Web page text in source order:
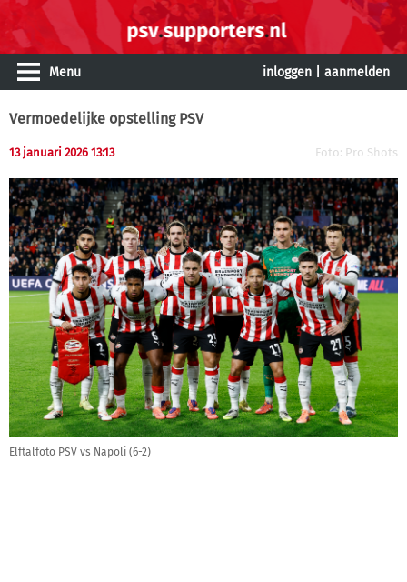
Menu inloggen aanmelden
Vermoedelijke opstelling PSV
13 januari 2026 13:13 Foto: Pro Shots
Elftalfoto PSV vs Napoli (6-2)